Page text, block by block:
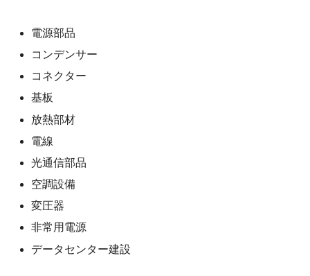
電源部品
コンデンサー
コネクター
基板
放熱部材
電線
光通信部品
空調設備
変圧器
非常用電源
データセンター建設